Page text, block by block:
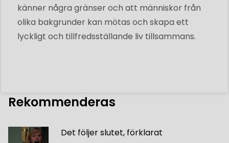
känner några gränser och att människor från
olika bakgrunder kan mötas och skapa ett
lyckligt och tillfredsställande liv tillsammans.
Rekommenderas
Det följer slutet, förklarat